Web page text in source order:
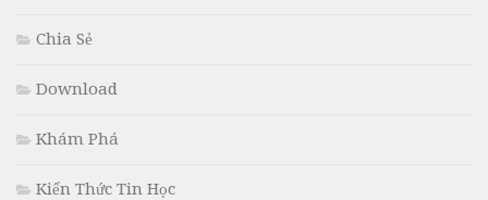
Chia Sẻ
Download
Khám Phá
Kiến Thức Tin Học